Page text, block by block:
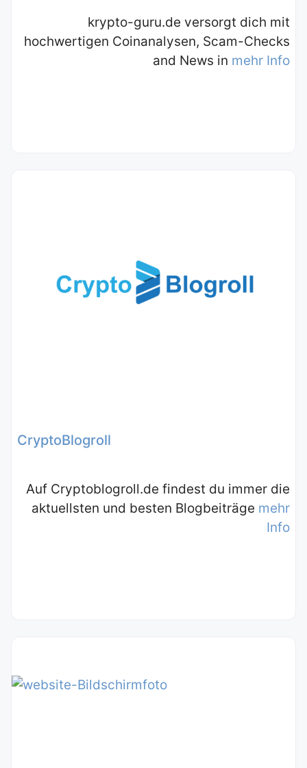
krypto-guru.de versorgt dich mit
hochwertigen Coinanalysen, Scam-Checks
and News in mehr Info
CryptoBlogroll
Auf Cryptoblogroll.de findest du immer die
aktuellsten und besten Blogbeiträge mehr
Info